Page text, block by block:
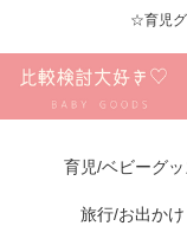
☆育児
育児/ベビーグ
旅行/お出かけ